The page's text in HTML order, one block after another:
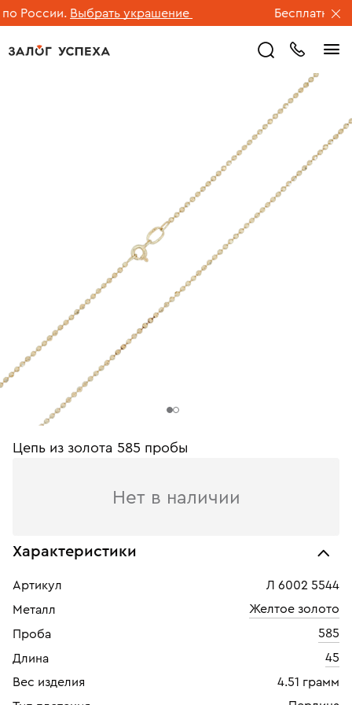
России. Выбрать украшение Бесплатная
Цепь из золота 585 пробы
Нет в наличии
Характеристики
Артикул
Л 6002 5544
Металл
Желтое золото
Проба
585
Длина
45
Вес изделия
4.51 грамм